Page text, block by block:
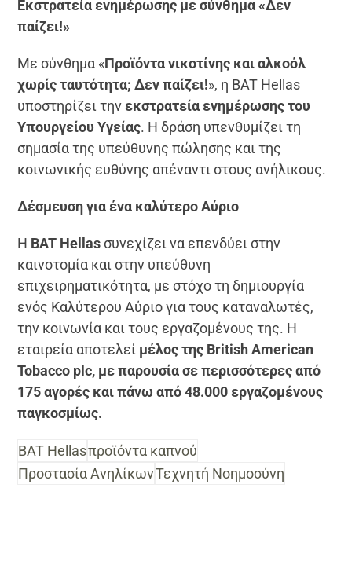
Εκστρατεία ενημέρωσης με σύνθημα «Δεν
παίζει!»
Με σύνθημα «Προϊόντα νικοτίνης και αλκοόλ
χωρίς ταυτότητα; Δεν παίζει!», η BAT Hellas
υποστηρίζει την εκστρατεία ενημέρωσης του
Υπουργείου Υγείας. Η δράση υπενθυμίζει τη
σημασία της υπεύθυνης πώλησης και της
κοινωνικής ευθύνης απέναντι στους ανήλικους.
Δέσμευση για ένα καλύτερο Αύριο
Η BAT Hellas συνεχίζει να επενδύει στην
καινοτομία και στην υπεύθυνη
επιχειρηματικότητα, με στόχο τη δημιουργία
ενός Καλύτερου Αύριο για τους καταναλωτές,
την κοινωνία και τους εργαζομένους της. Η
εταιρεία αποτελεί μέλος της British American
Tobacco plc, με παρουσία σε περισσότερες από
175 αγορές και πάνω από 48.000 εργαζομένους
παγκοσμίως.
BAT Hellasπροϊόντα καπνού
Προστασία ΑνηλίκωνΤεχνητή Νοημοσύνη